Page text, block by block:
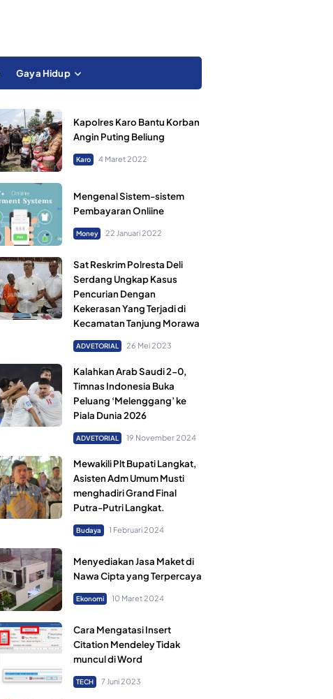
Gaya Hidup
Kapolres Karo Bantu Korban
Angin Puting Beliung
Karo 4 Maret 2022
Mengenal Sistem-sistem
Pembayaran Onliine
Money 22 Januari 2022
Sat Reskrim Polresta Deli
Serdang Ungkap Kasus
Pencurian Dengan
Kekerasan Yang Terjadi di
Kecamatan Tanjung Morawa
ADVETORIAL 26 Mei 2023
Kalahkan Arab Saudi 2-0,
Timnas Indonesia Buka
Peluang ‘Melenggang’ ke
Piala Dunia 2026
ADVETORIAL 19 November 2024
Mewakili Plt Bupati Langkat,
Asisten Adm Umum Musti
menghadiri Grand Final
Putra-Putri Langkat.
Budaya 1 Februari 2024
Menyediakan Jasa Maket di
Nawa Cipta yang Terpercaya
Ekonomi 10 Maret 2024
Cara Mengatasi Insert
Citation Mendeley Tidak
muncul di Word
TECH 7 Juni 2023